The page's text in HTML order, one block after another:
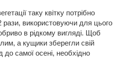
таку квітку потрібно
рази, використовуючи для цього
в рідкому вигляді. Щоб
а кущики зберегли свій
до самої осені, необхідно